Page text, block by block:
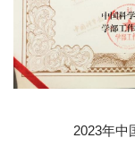
2023年中